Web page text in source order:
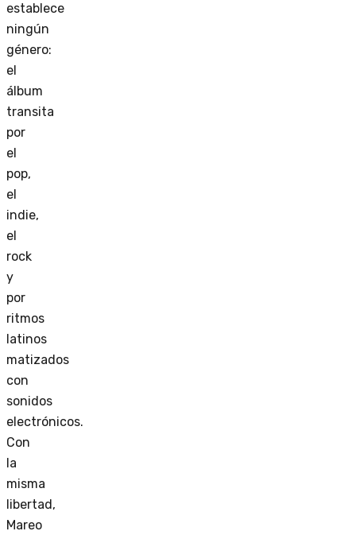
establece
ningún
género:
el
álbum
transita
por
el
pop,
el
indie,
el
rock
y
por
ritmos
latinos
matizados
con
sonidos
electrónicos.
Con
la
misma
libertad,
Mareo